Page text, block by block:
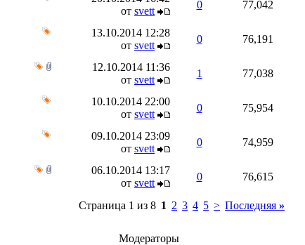
от svett
0 77,042
13.10.2014 12:28
от svett
0 76,191
12.10.2014 11:36
от svett
1 77,038
10.10.2014 22:00
от svett
0 75,954
09.10.2014 23:09
от svett
0 74,959
06.10.2014 13:17
от svett
0 76,615
Страница 1 из 8 1 2 3 4 5 > Последняя »
Модераторы